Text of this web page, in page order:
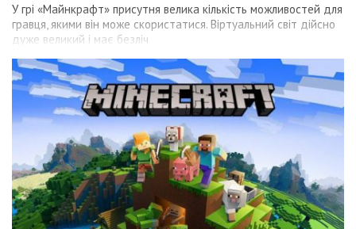
У грі «Майнкрафт» присутня велика кількість можливостей для
гравця, якими він може скористатися. Віртуальний світ дійсно
дуже великий і має безліч